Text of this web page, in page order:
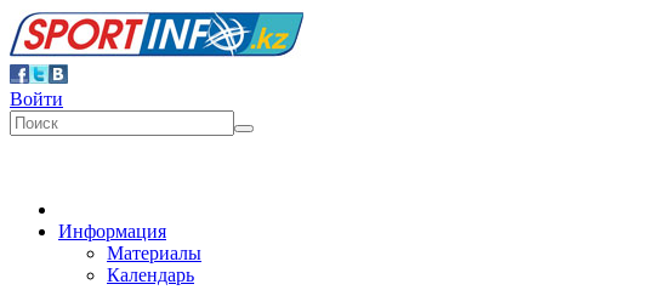
Войти
Информация
Материалы
Календарь